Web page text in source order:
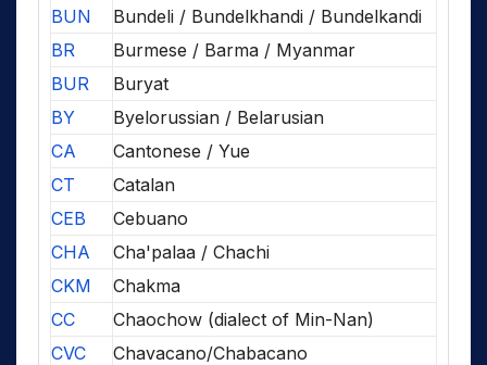
BUN
Bundeli / Bundelkhandi / Bundelkandi
BR
Burmese / Barma / Myanmar
BUR
Buryat
BY
Byelorussian / Belarusian
CA
Cantonese / Yue
CT
Catalan
CEB
Cebuano
CHA
Cha'palaa / Chachi
CKM
Chakma
CC
Chaochow (dialect of Min-Nan)
CVC
Chavacano/Chabacano